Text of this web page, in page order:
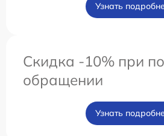
Узнать
Скидка -10% при
обращении
Узнать